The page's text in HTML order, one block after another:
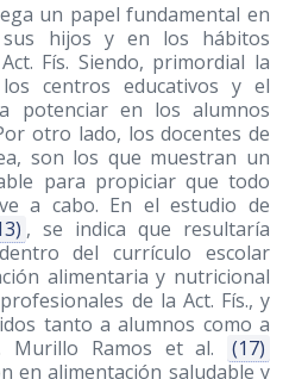
un papel fundamental en
sus hijos y en los hábitos
Fís. Siendo, primordial la
centros educativos y el
potenciar en los alumnos
otro lado, los docentes de
son los que muestran un
para propiciar que todo
a cabo. En el estudio de
, se indica que resultaría
del currículo escolar
alimentaria y nutricional
de la Act. Fís., y
tanto a alumnos como a
Murillo Ramos et al.
(17)
en alimentación saludable y